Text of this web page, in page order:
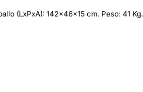
(LxPxA): 142x46x15 cm. Peso: 41 Kg.